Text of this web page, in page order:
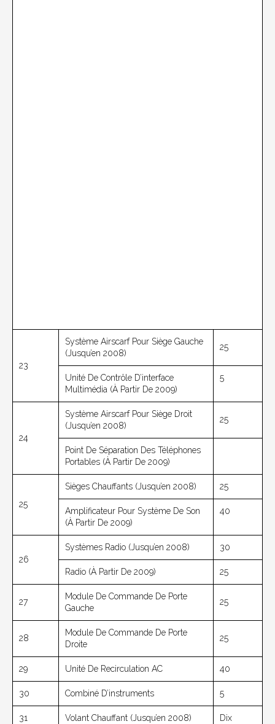
23
Système Airscarf Pour Siège Gauche
(jusqu’en 2008)
25
Unité De Contrôle D’interface
Multimédia (à Partir De 2009)
5
24
Système Airscarf Pour Siège Droit
(jusqu’en 2008)
25
Point De Séparation Des Téléphones
Portables (à Partir De 2009)
25
Sièges Chauffants (jusqu’en 2008) 25
Amplificateur Pour Système De Son
(à Partir De 2009)
40
26
Systèmes Radio (jusqu’en 2008) 30
Radio (à Partir De 2009) 25
27
Module De Commande De Porte
Gauche
25
28
Module De Commande De Porte
Droite
25
29 Unité De Recirculation AC 40
30 Combiné D’instruments 5
31 Volant Chauffant (jusqu’en 2008) Dix